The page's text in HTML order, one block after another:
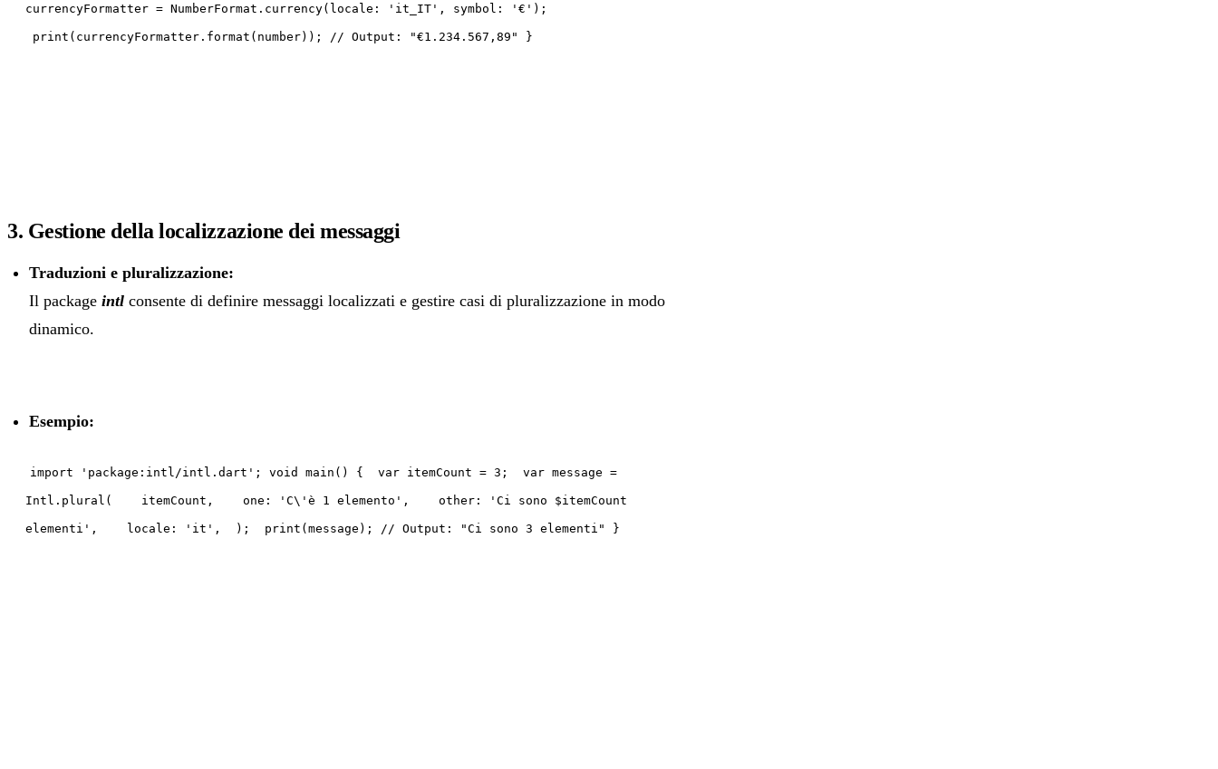
currencyFormatter = NumberFormat.currency(locale: 'it_IT', symbol: '€');
print(currencyFormatter.format(number)); // Output: "€1.234.567,89" }
3. Gestione della localizzazione dei messaggi
Traduzioni e pluralizzazione:
Il package intl consente di definire messaggi localizzati e gestire casi di pluralizzazione in modo
dinamico.
Esempio:
import 'package:intl/intl.dart'; void main() { var itemCount = 3; var message =
Intl.plural( itemCount, one: 'C\'è 1 elemento', other: 'Ci sono $itemCount
elementi', locale: 'it', ); print(message); // Output: "Ci sono 3 elementi" }